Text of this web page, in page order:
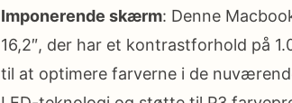
Imponerende skærm: Denne
16,2″, der har et kontrastforhold på
til at optimere farverne i de